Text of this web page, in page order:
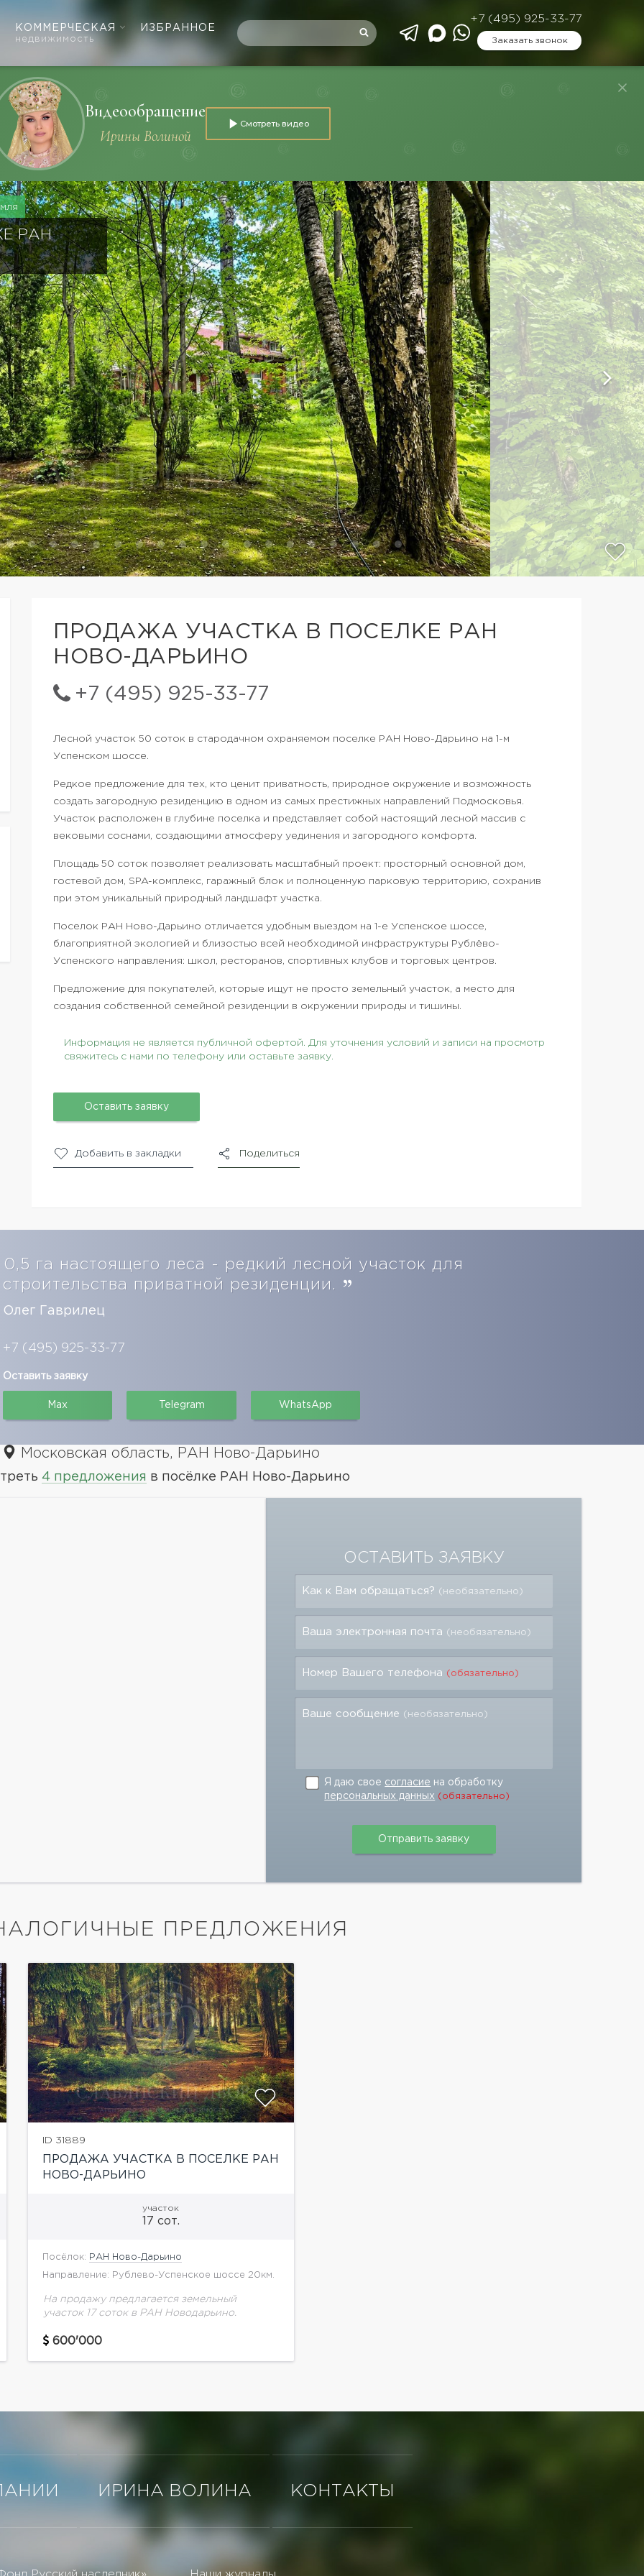
КОММЕРЧЕСКАЯ
недвижимость
ИЗБРАННОЕ
+7 (495) 925-33-77
Заказать звонок
Видеообращение
Ирины Волиной
Смотреть видео
РАН
ПРОДАЖА УЧАСТКА В ПОСЕЛКЕ РАН
НОВО-ДАРЬИНО
+7 (495) 925-33-77
Лесной участок 50 соток в стародачном охраняемом поселке РАН Ново-Дарьино на 1-м
Успенском шоссе.
Редкое предложение для тех, кто ценит приватность, природное окружение и возможность
создать загородную резиденцию в одном из самых престижных направлений Подмосковья.
Участок расположен в глубине поселка и представляет собой настоящий лесной массив с
вековыми соснами, создающими атмосферу уединения и загородного комфорта.
Площадь 50 соток позволяет реализовать масштабный проект: просторный основной дом,
гостевой дом, SPA-комплекс, гаражный блок и полноценную парковую территорию, сохранив
при этом уникальный природный ландшафт участка.
Поселок РАН Ново-Дарьино отличается удобным выездом на 1-е Успенское шоссе,
благоприятной экологией и близостью всей необходимой инфраструктуры Рублёво-
Успенского направления: школ, ресторанов, спортивных клубов и торговых центров.
Предложение для покупателей, которые ищут не просто земельный участок, а место для
создания собственной семейной резиденции в окружении природы и тишины.
Информация не является публичной офертой. Для уточнения условий и записи на просмотр
свяжитесь с нами по телефону или оставьте заявку.
Оставить заявку
Добавить в закладки Поделиться
га настоящего леса - редкий лесной участок для
строительства приватной резиденции.
Олег Гаврилец
+7 (495) 925-33-77
Оставить заявку
Max Telegram WhatsApp
Московская область, РАН Ново-Дарьино
4 предложения в посёлке РАН Ново-Дарьино
ОСТАВИТЬ ЗАЯВКУ
Как к Вам обращаться? (необязательно)
Ваша электронная почта (необязательно)
Номер Вашего телефона (обязательно)
Ваше сообщение (необязательно)
Я даю свое согласие на обработку
персональных данных (обязательно)
ПРЕДЛОЖЕНИЯ
ID 31889
ПРОДАЖА УЧАСТКА В ПОСЕЛКЕ РАН
НОВО-ДАРЬИНО
участок
17 сот.
Посёлок: РАН Ново-Дарьино
Направление: Рублево-Успенское шоссе 20км.
На продажу предлагается земельный
участок 17 соток в РАН Новодарьино.
600'000
ИРИНА ВОЛИНА КОНТАКТЫ